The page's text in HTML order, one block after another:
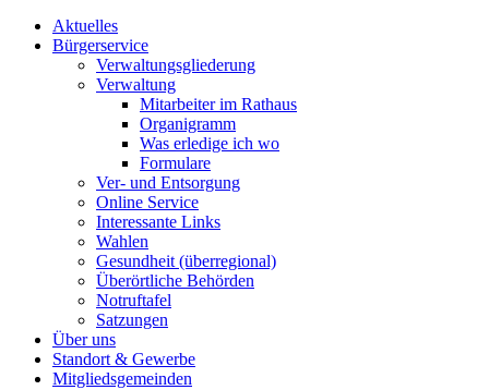
Aktuelles
Bürgerservice
Verwaltungsgliederung
Verwaltung
Mitarbeiter im Rathaus
Organigramm
Was erledige ich wo
Formulare
Ver- und Entsorgung
Online Service
Interessante Links
Wahlen
Gesundheit (überregional)
Überörtliche Behörden
Notruftafel
Satzungen
Über uns
Standort & Gewerbe
Mitgliedsgemeinden